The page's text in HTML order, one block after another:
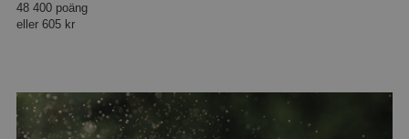
48 400 poäng
eller 605 kr